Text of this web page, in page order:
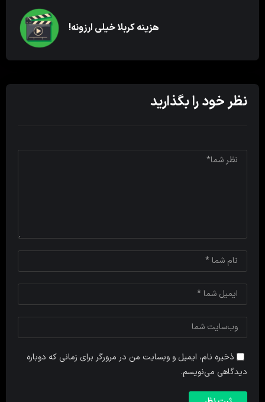
هزینه کربلا خیلی ارزونه!
نظر خود را بگذارید
ذخیره نام، ایمیل و وبسایت من در مرورگر برای زمانی که دوباره
دیدگاهی می‌نویسم.